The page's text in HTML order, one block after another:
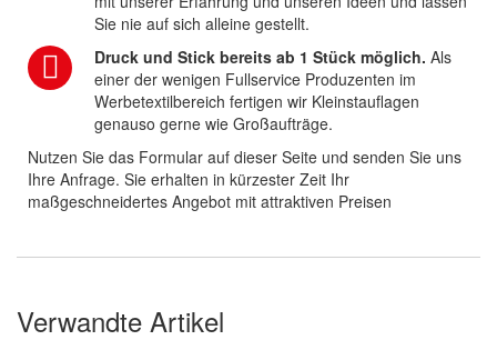
Sie nie auf sich alleine gestellt.
Druck und Stick bereits ab 1 Stück möglich. Als
einer der wenigen Fullservice Produzenten im
Werbetextilbereich fertigen wir Kleinstauflagen
genauso gerne wie Großaufträge.
Nutzen Sie das Formular auf dieser Seite und senden Sie uns
Ihre Anfrage. Sie erhalten in kürzester Zeit Ihr
maßgeschneidertes Angebot mit attraktiven Preisen
Verwandte Artikel